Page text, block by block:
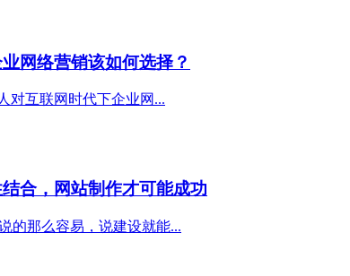
网络营销该如何选择？
对互联网时代下企业网...
合，网站制作才可能成功
的那么容易，说建设就能...